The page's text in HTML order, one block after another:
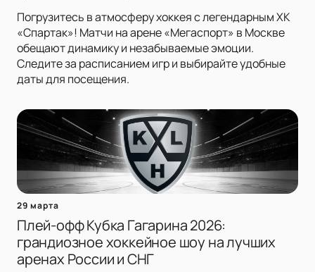
Погрузитесь в атмосферу хоккея с легендарным ХК
«Спартак»! Матчи на арене «Мегаспорт» в Москве
обещают динамику и незабываемые эмоции.
Следите за расписанием игр и выбирайте удобные
даты для посещения.
29 марта
Плей-офф Кубка Гагарина 2026:
грандиозное хоккейное шоу на лучших
аренах России и СНГ